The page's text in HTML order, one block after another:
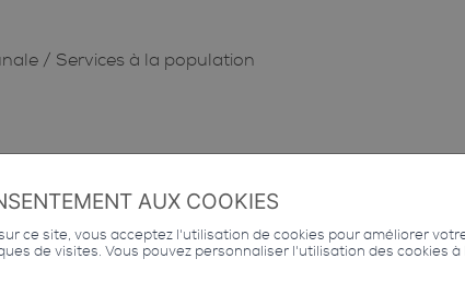
/ Services à la population
AUX COOKIES
ce site, vous acceptez l'utilisation de cookies pour améliorer
de visites. Vous pouvez personnaliser l'utilisation des cookies